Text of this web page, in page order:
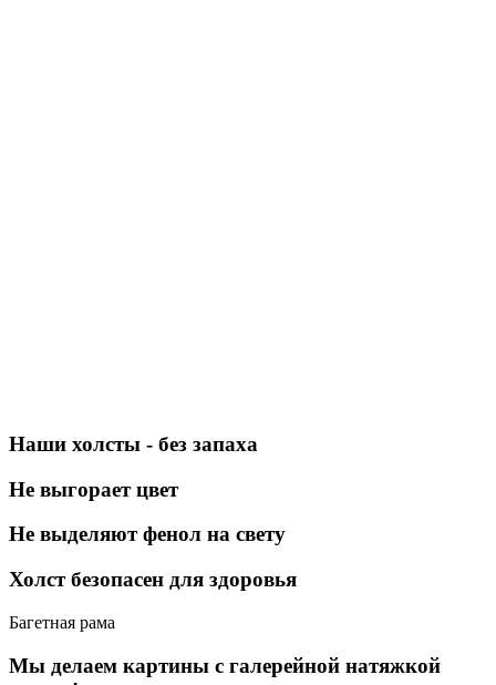
Наши холсты - без запаха
Не выгорает цвет
Не выделяют фенол на свету
Холст безопасен для здоровья
Багетная рама
Мы делаем картины с галерейной натяжкой